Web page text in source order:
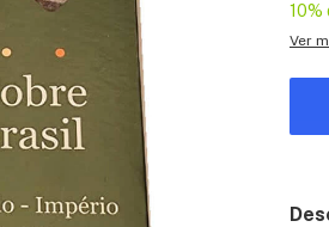
10%
Ver